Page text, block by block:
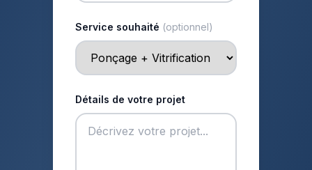
Service souhaité (optionnel)
Détails de votre projet